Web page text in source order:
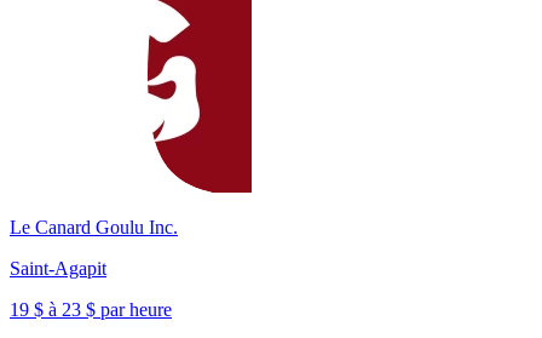
Le Canard Goulu Inc.
Saint-Agapit
19 $ à 23 $ par heure